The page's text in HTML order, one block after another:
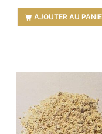
AJOUTER AU